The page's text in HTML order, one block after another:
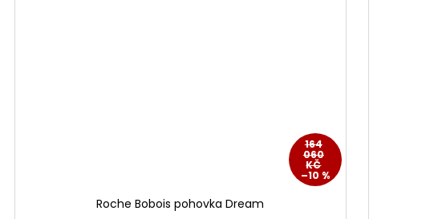
164
060
KČ
–10 %
Roche Bobois pohovka Dream